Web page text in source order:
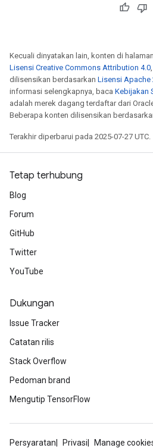
Kecuali dinyatakan lain, konten di
Lisensi Creative Commons Attribution 4.0
dilisensikan berdasarkan Lisensi Apache
informasi selengkapnya, baca Kebijakan
adalah merek dagang terdaftar dari
Beberapa konten dilisensikan
Terakhir diperbarui pada 2025-07-27 UTC.
Tetap terhubung
Blog
Forum
GitHub
Twitter
YouTube
Dukungan
Issue Tracker
Catatan rilis
Stack Overflow
Pedoman brand
Mengutip TensorFlow
Persyaratan Privasi
Manage